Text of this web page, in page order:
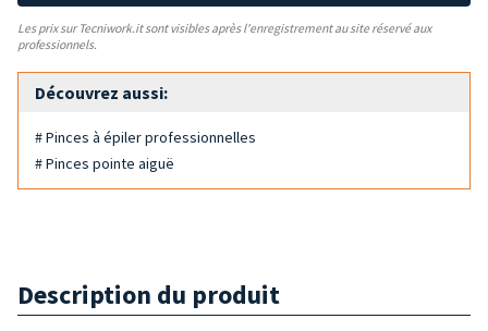
Les prix sur Tecniwork.it sont visibles après l'enregistrement au site réservé aux
professionnels.
Découvrez aussi:
# Pinces à épiler professionnelles
# Pinces pointe aiguë
Description du produit